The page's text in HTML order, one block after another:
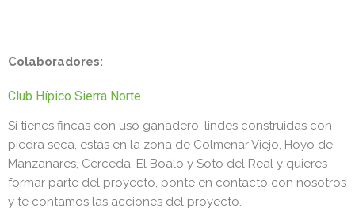
Colaboradores:
Club Hípico Sierra Norte
Si tienes fincas con uso ganadero, lindes construidas con
piedra seca, estás en la zona de Colmenar Viejo, Hoyo de
Manzanares, Cerceda, El Boalo y Soto del Real y quieres
formar parte del proyecto, ponte en contacto con nosotros
y te contamos las acciones del proyecto.